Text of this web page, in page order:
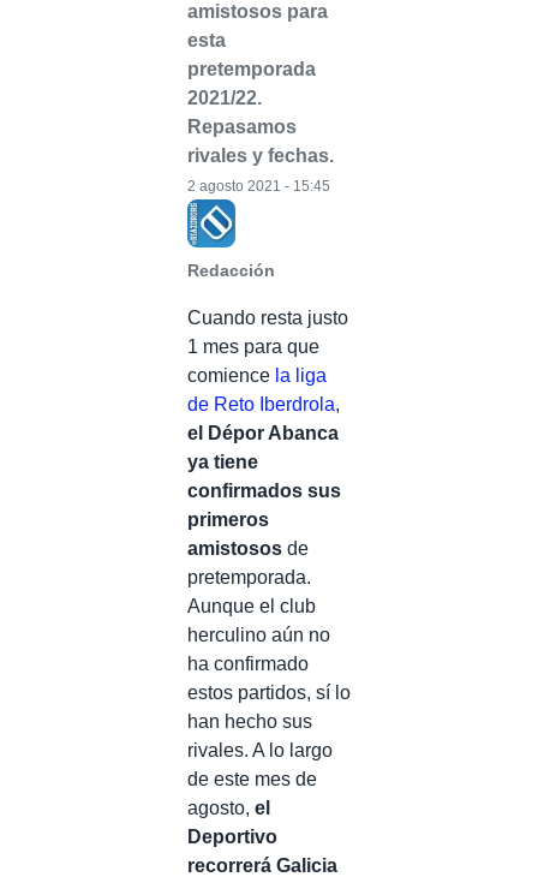
amistosos para
esta
pretemporada
2021/22.
Repasamos
rivales y fechas.
Redacción
2 agosto 2021 - 15:45
Cuando resta justo
1 mes para que
comience la liga
de Reto Iberdrola,
el Dépor Abanca
ya tiene
confirmados sus
primeros
amistosos de
pretemporada.
Aunque el club
herculino aún no
ha confirmado
estos partidos, sí lo
han hecho sus
rivales. A lo largo
de este mes de
agosto, el
Deportivo
recorrerá Galicia